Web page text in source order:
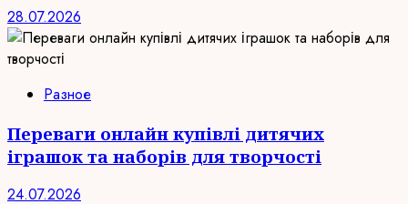
28.07.2026
Разное
Переваги онлайн купівлі дитячих
іграшок та наборів для творчості
24.07.2026